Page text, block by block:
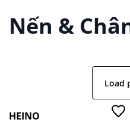
Nến &
Load
HEINO